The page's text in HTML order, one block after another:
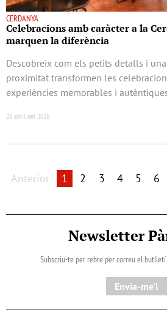
CERDANYA
Celebracions amb caràcter a la
marquen la diferència
Descobreix com els petits detalls i
proximitat transformen les
experiències memorables i
28 abril del 2026
Anterior 1 2 3 4 5 6
Newsletter
Subscriu-te per rebre per correu el
Envia-me'l